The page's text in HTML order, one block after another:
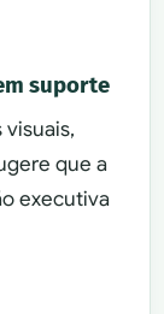
suporte
que a
executiva